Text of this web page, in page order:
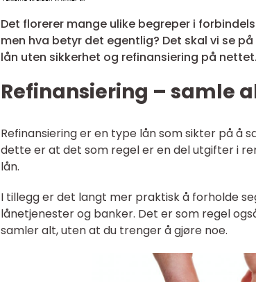
Det florerer mange ulike begreper i
men hva betyr det egentlig? Det skal vi se
lån uten sikkerhet og refinansiering på nettet.
Refinansiering – samle
Refinansiering er en type lån som sikter på å
dette er at det som regel er en del utgifter i
lån.
I tillegg er det langt mer praktisk å forholde
lånetjenester og banker. Det er som regel
samler alt, uten at du trenger å gjøre noe.